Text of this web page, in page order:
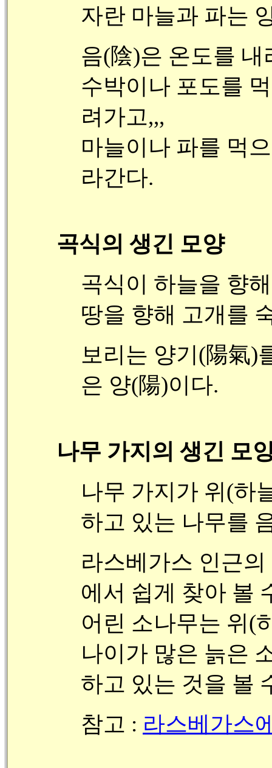
자란 마늘과 파는
음(陰)은 온도를
수박이나 포도를
려가고,,,
마늘이나 파를 먹
라간다.
곡식의 생긴 모양
곡식이 하늘을 향
땅을 향해 고개를
보리는 양기(陽氣)
은 양(陽)이다.
나무 가지의 생긴 모
나무 가지가 위(하
하고 있는 나무를
라스베가스 인근
에서 쉽게 찾아 볼
어린 소나무는 위(
나이가 많은 늙은
하고 있는 것을 볼
참고 : 라스베가스